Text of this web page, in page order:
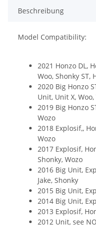
Beschreibung
Model Compatibility:
2021 Honzo DL,
Woo, Shonky ST,
2020 Big Honzo
Unit, Unit X, Woo,
2019 Big Honzo
Wozo
2018 Explosif,,
Wozo
2017 Explosif,
Shonky, Wozo
2016 Big Unit,
Jake, Shonky
2015 Big Unit,
2014 Big Unit,
2013 Explosif,
2012 Unit, see